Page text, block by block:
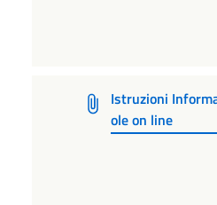
Istruzioni
ole on line